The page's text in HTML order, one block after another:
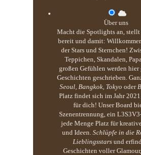
Über uns
Macht die Spotlights an, stellt
bereit und damit:
der Stars und Sternchen!
Teppichen, Skandalen,
großen Gefühlen werden hier
Geschichten geschrieben.
Seoul, Bangkok, Tokyo oder
Platz findet sich im Jahr
für dich! Unser Board
Szenentrennung, ein
jede Menge Platz für
und Ideen. Schlüpfe in die
Lieblingsstarsund
Geschichten voller